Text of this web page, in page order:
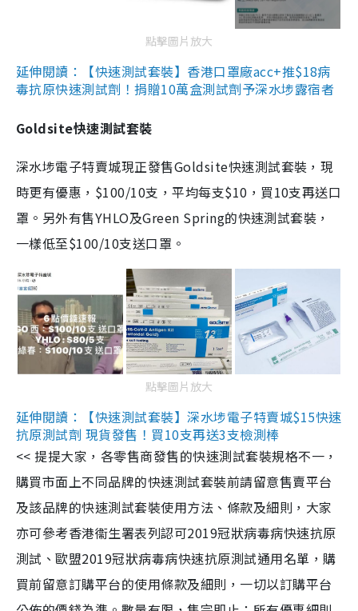
點擊圖片放大
延伸閱讀：【快速測試套裝】香港口罩廠acc+推$18病
毒抗原快速測試劑！捐贈10萬盒測試劑予深水埗露宿者
Goldsite快速測試套裝
深水埗電子特賣城現正發售Goldsite快速測試套裝，現
時更有優惠，$100/10支，平均每支$10，買10支再送口
罩。另外有售YHLO及Green Spring的快速測試套裝，
一樣低至$100/10支送口罩。
點擊圖片放大
延伸閱讀：【快速測試套裝】深水埗電子特賣城$15快速
抗原測試劑 現貨發售！買10支再送3支檢測棒
<< 提提大家，各零售商發售的快速測試套裝規格不一，
購買市面上不同品牌的快速測試套裝前請留意售賣平台
及該品牌的快速測試套裝使用方法、條款及細則，大家
亦可參考香港衞生署表列認可2019冠狀病毒病快速抗原
測試、歐盟2019冠狀病毒病快速抗原測試通用名單，購
買前留意訂購平台的使用條款及細則，一切以訂購平台